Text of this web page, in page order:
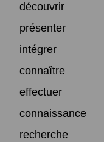
découvrir
présenter
intégrer
connaître
effectuer
connaissance
recherche